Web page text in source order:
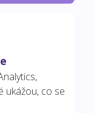
ukážou, co se